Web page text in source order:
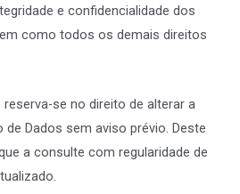
e confidencialidade dos
como todos os demais direitos
reserva-se no direito de alterar a
Dados sem aviso prévio. Deste
a consulte com regularidade de